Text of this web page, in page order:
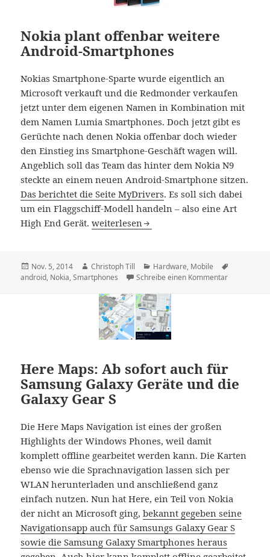
Nokia plant offenbar weitere
Android-Smartphones
Nokias Smartphone-Sparte wurde eigentlich an
Microsoft verkauft und die Redmonder verkaufen
jetzt unter dem eigenen Namen in Kombination mit
dem Namen Lumia Smartphones. Doch jetzt gibt es
Gerüchte nach denen Nokia offenbar doch wieder
den Einstieg ins Smartphone-Geschäft wagen will.
Angeblich soll das Team das hinter dem Nokia N9
steckte an einem neuen Android-Smartphone sitzen.
Das berichtet die Seite MyDrivers. Es soll sich dabei
um ein Flaggschiff-Modell handeln – also eine Art
High End Gerät.Nokia plant offenbar weitere Android-
weiterlesen
Veröffentlicht
am
Nov. 5, 2014 Autor
Christoph Till Kategorien
Hardware, Mobile
android, Nokia,Smartphones Schreibe einen Kommentarzu Nokia
Here Maps: Ab sofort auch für
Samsung Galaxy Geräte und die
Galaxy Gear S
Die Here Maps Navigation ist eines der großen
Highlights der Windows Phones, weil damit
komplett offline gearbeitet werden kann. Die Karten
ebenso wie die Sprachnavigation lassen sich per
WLAN herunterladen und anschließend ganz
einfach nutzen. Nun hat Here, ein Teil von Nokia
der nicht an Microsoft ging,bekannt gegeben seine
Navigationsapp auch für Samsungs Galaxy Gear S
sowie die Samsung Galaxy Smartphones heraus